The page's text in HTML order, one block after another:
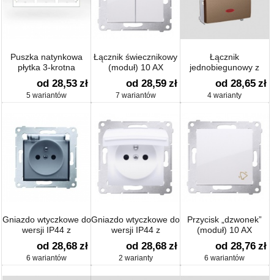
Puszka natynkowa
płytka 3-krotna
od 28,53 zł
5 wariantów
Łącznik świecznikowy
(moduł) 10 AX
od 28,59 zł
7 wariantów
Łącznik
jednobiegunowy z
podświetleniem
(moduł)
od 28,65 zł
4 warianty
Gniazdo wtyczkowe do
wersji IP44 z
przesłonami BEZ
uszczelki do ramek
wielokrotnych (moduł)
od 28,68 zł
6 wariantów
Gniazdo wtyczkowe do
wersji IP44 z
przesłonami BEZ
uszczelki do ramek
wielokrotnych (moduł)
od 28,68 zł
2 warianty
Przycisk „dzwonek”
(moduł) 10 AX
od 28,76 zł
6 wariantów